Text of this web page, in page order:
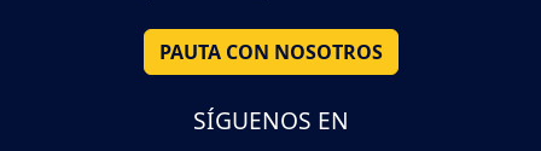
PAUTA CON NOSOTROS
SÍGUENOS EN